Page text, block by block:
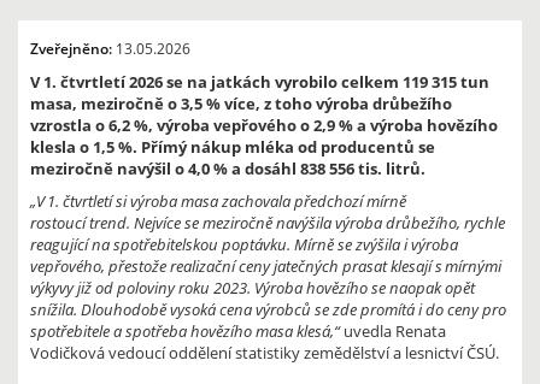
Zveřejněno: 13.05.2026
V 1. čtvrtletí 2026 se na jatkách vyrobilo celkem 119 315 tun
masa, meziročně o 3,5 % více, z toho výroba drůbežího
vzrostla o 6,2 %, výroba vepřového o 2,9 % a výroba hovězího
klesla o 1,5 %. Přímý nákup mléka od producentů se
meziročně navýšil o 4,0 % a dosáhl 838 556 tis. litrů.
„V 1. čtvrtletí si výroba masa zachovala předchozí mírně
rostoucí trend. Nejvíce se meziročně navýšila výroba drůbežího, rychle
reagující na spotřebitelskou poptávku. Mírně se zvýšila i výroba
vepřového, přestože realizační ceny jatečných prasat klesají s mírnými
výkyvy již od poloviny roku 2023. Výroba hovězího se naopak opět
snížila. Dlouhodobě vysoká cena výrobců se zde promítá i do ceny pro
spotřebitele a spotřeba hovězího masa klesá,“uvedla Renata
Vodičková vedoucí oddělení statistiky zemědělství a lesnictví ČSÚ.